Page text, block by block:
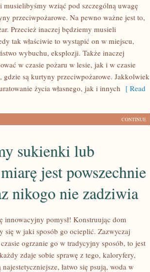
musielibyśmy wziąć pod szczególną uwagę
przeciwpożarowe. Na pewno ważne jest to,
Przecież inaczej będziemy musieli
tak właściwie to wystąpić on w miejscu,
wybuchu, eksplozji. Także inaczej
w czasie pożaru w lesie, jak i w czasie
są kurtyny przeciwpożarowe. Jakkolwiek
życia własnego, jak i innych [ Read
CONTINUE
sukienki lub
jest powszechnie
nikogo nie zadziwia
innowacyjny pomysł! Konstruując dom
się w jaki sposób go ocieplić. Zazwyczaj
ogrzanie go w tradycyjny sposób, to jest
zdaje sobie sprawę z tego, kaloryfery,
łatwo się psują, woda w